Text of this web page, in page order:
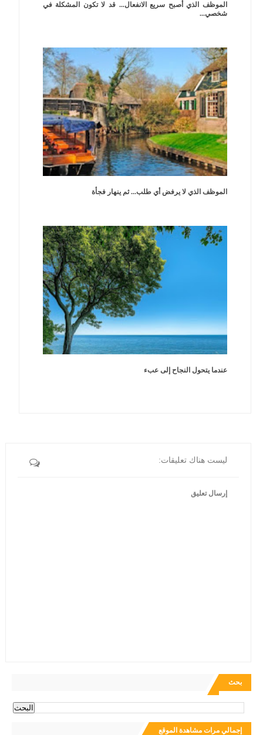
الموظف الذي أصبح سريع الانفعال... قد لا تكون المشكلة في
شخصي...
الموظف الذي لا يرفض أي طلب... ثم ينهار فجأة
عندما يتحول النجاح إلى عبء
ليست هناك تعليقات:
إرسال تعليق
بحث
إجمالي مرات مشاهدة الموقع